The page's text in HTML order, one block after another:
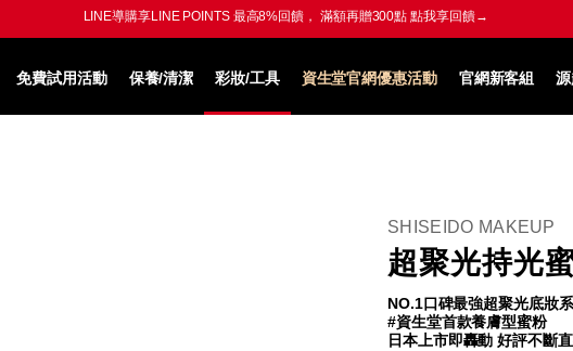
【新朋友專屬】複製折扣碼 →WELCOME 即享全館9折+迷你百優立即使用→
免費試用活動 保養/清潔 彩妝/工具 資生堂官網優惠活動 官網新客組
SHISEIDO MAKEUP
超聚光持光
NO.1口碑最強超聚光底妝
#資生堂首款養膚型蜜粉
日本上市即轟動 好評不斷